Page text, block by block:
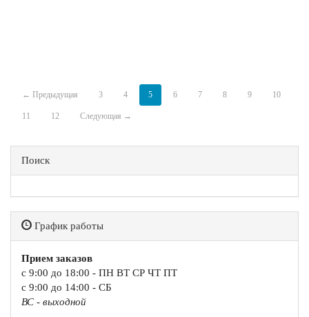
← Предыдущая 3 4 5 6 7 8 9 10
11 12 Следующая →
Поиск
График работы
Прием заказов
с 9:00 до 18:00 - ПН ВТ СР ЧТ ПТ
с 9:00 до 14:00 - СБ
ВС - выходной